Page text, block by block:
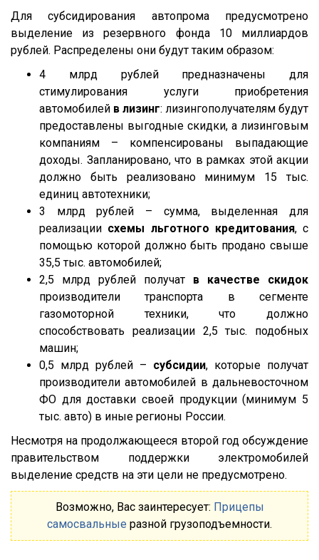
Для субсидирования автопрома предусмотрено
выделение из резервного фонда 10 миллиардов
рублей. Распределены они будут таким образом:
4 млрд рублей предназначены для
стимулирования услуги приобретения
автомобилей в лизинг: лизингополучателям будут
предоставлены выгодные скидки, а лизинговым
компаниям – компенсированы выпадающие
доходы. Запланировано, что в рамках этой акции
должно быть реализовано минимум 15 тыс.
единиц автотехники;
3 млрд рублей – сумма, выделенная для
реализации схемы льготного кредитования, с
помощью которой должно быть продано свыше
35,5 тыс. автомобилей;
2,5 млрд рублей получат в качестве скидок
производители транспорта в сегменте
газомоторной техники, что должно
способствовать реализации 2,5 тыс. подобных
машин;
0,5 млрд рублей – субсидии, которые получат
производители автомобилей в дальневосточном
ФО для доставки своей продукции (минимум 5
тыс. авто) в иные регионы России.
Несмотря на продолжающееся второй год обсуждение
правительством поддержки электромобилей
выделение средств на эти цели не предусмотрено.
Возможно, Вас заинтересует: Прицепы
самосвальные разной грузоподъемности.